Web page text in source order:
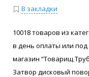
В закладки
10018 товаров из
в день оплаты или
магазин “Товарищ
Затвор дисковый